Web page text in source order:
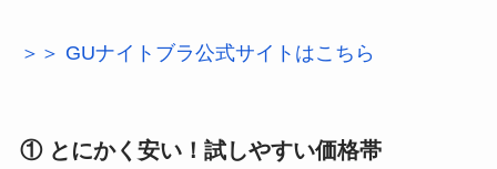
＞＞ GUナイトブラ公式サイトはこちら
① とにかく安い！試しやすい価格帯